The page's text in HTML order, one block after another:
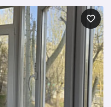
ПВХ-окнами
₽
теплым полом,
электрикой
₽